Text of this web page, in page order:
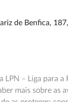
de Benfica,
LPN – Liga para a
mais sobre as